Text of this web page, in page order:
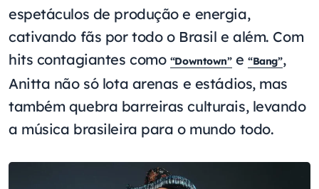
espetáculos de produção e energia,
cativando fãs por todo o Brasil e além. Com
hits contagiantes como “Downtown”e“Bang”,
Anitta não só lota arenas e estádios, mas
também quebra barreiras culturais, levando
a música brasileira para o mundo todo.